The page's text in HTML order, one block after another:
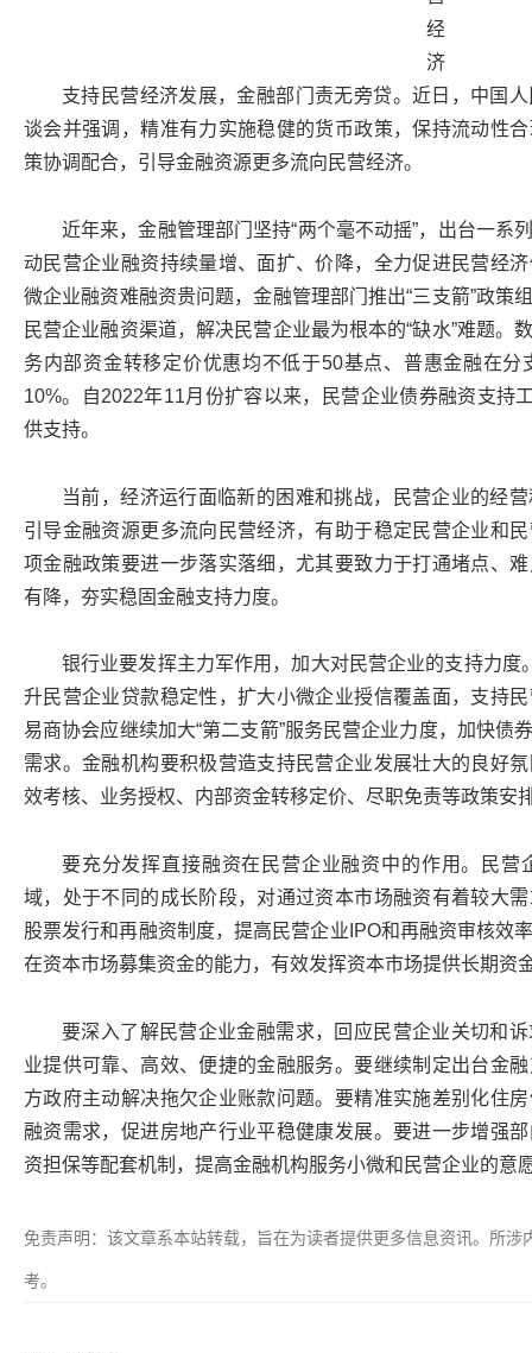
支持民营经济发展，金融部门责无旁贷。近日，中国
谈会并强调，精准有力实施稳健的货币政策，保持流动性
策协调配合，引导金融资源更多流向民营经济。
近年来，金融管理部门坚持“两个毫不动摇”，出台一系
动民营企业融资持续量增、面扩、价降，全力促进民营经
微企业融资难融资贵问题，金融管理部门推出“三支箭”政策
民营企业融资渠道，解决民营企业最为根本的“缺水”难题。
务内部资金转移定价优惠均不低于50基点、普惠金融在
10%。自2022年11月份扩容以来，民营企业债券融资支持
供支持。
当前，经济运行面临新的困难和挑战，民营企业的经
引导金融资源更多流向民营经济，有助于稳定民营企业和
项金融政策要进一步落实落细，尤其要致力于打通堵点、
有降，夯实稳固金融支持力度。
银行业要发挥主力军作用，加大对民营企业的支持力度
升民营企业贷款稳定性，扩大小微企业授信覆盖面，支持
易商协会应继续加大“第二支箭”服务民营企业力度，加快债
需求。金融机构要积极营造支持民营企业发展壮大的良好
效考核、业务授权、内部资金转移定价、尽职免责等政策安
要充分发挥直接融资在民营企业融资中的作用。民营
域，处于不同的成长阶段，对通过资本市场融资有着较大
股票发行和再融资制度，提高民营企业IPO和再融资审核效
在资本市场募集资金的能力，有效发挥资本市场提供长期资
要深入了解民营企业金融需求，回应民营企业关切和
业提供可靠、高效、便捷的金融服务。要继续制定出台金
方政府主动解决拖欠企业账款问题。要精准实施差别化住
融资需求，促进房地产行业平稳健康发展。要进一步增强
资担保等配套机制，提高金融机构服务小微和民营企业的意
免责声明：该文章系本站转载，旨在为读者提供更多信息资讯。所
考。